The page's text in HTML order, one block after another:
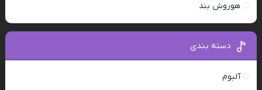
هوروش بند
دسته بندی
آلبوم